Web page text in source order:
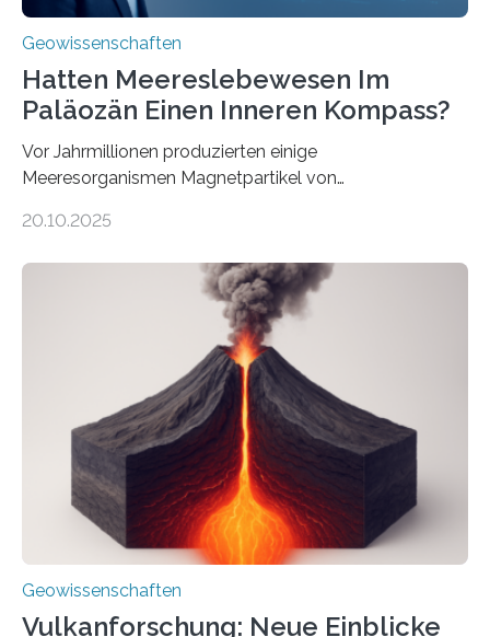
Geowissenschaften
Hatten Meereslebewesen Im
Paläozän Einen Inneren Kompass?
Vor Jahrmillionen produzierten einige
Meeresorganismen Magnetpartikel von
Sedimenten zu finden sind. Nun ist es einem
Domänen auf einem dieser „Riesenmagnetfossilien” mit
einer raffinierten Methode an der Diamond-
Röntgenquelle zu kartieren. Ihre Analyse zeigt, dass
diese Partikel es den Organismen ermöglicht haben
könnten, winzige Schwankungen sowohl in der
Richtung als auch in der Intensität des Erdmagnetfelds
wahrzunehmen. Dadurch konnten sie sich verorten und
über den Ozean navigieren. Vor einigen Jahren…
20.10.2025
Geowissenschaften
Vulkanforschung: Neue Einblicke